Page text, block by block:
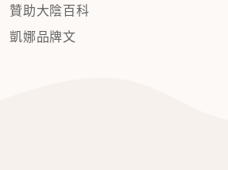
贊助大陰百科
凱娜品牌文